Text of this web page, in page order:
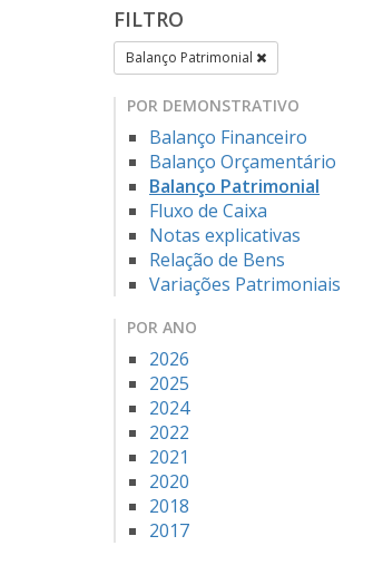
FILTRO
Balanço Patrimonial
POR DEMONSTRATIVO
Balanço Financeiro
Balanço Orçamentário
Balanço Patrimonial
Fluxo de Caixa
Notas explicativas
Relação de Bens
Variações Patrimoniais
POR ANO
2026
2025
2024
2022
2021
2020
2018
2017